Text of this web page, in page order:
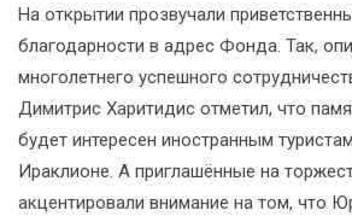
На открытии прозвучали
благодарности в адрес Фонда. Так,
многолетнего успешного
Димитрис Харитидис отметил, что
будет интересен иностранным
Ираклионе. А приглашённые на
акцентировали внимание на том, что